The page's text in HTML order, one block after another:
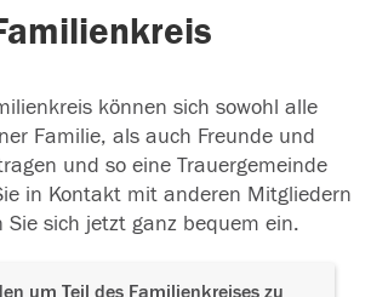
können sich sowohl alle
Familie, als auch Freunde und
und so eine Trauergemeinde
in Kontakt mit anderen Mitgliedern
Sie sich jetzt ganz bequem ein.
um Teil des Familienkreises zu